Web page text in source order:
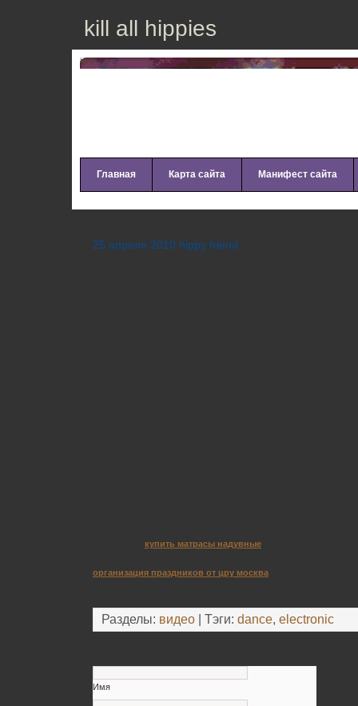
kill all hippies
Главная Карта сайта Манифест сайта
25 апреля 2010 hippy friend
купить матрасы надувные
организация праздников от цру москва
Разделы: видео | Тэги: dance, electronic
Имя